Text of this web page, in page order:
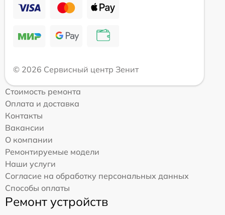
© 2026 Сервисный центр Зенит
Стоимость ремонта
Оплата и доставка
Контакты
Вакансии
О компании
Ремонтируемые модели
Наши услуги
Согласие на обработку персональных данных
Способы оплаты
Ремонт устройств